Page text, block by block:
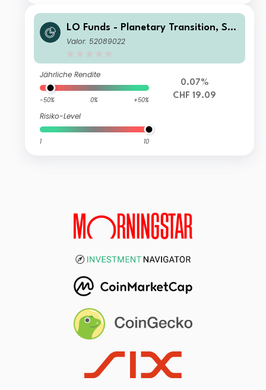
LO Funds - Planetary Transition, Sys
t. NAV Hdg, (CHF) NA
Valor: 52089022
Jährliche Rendite
-50% 0% +50%
Risiko-Level
1 10
0.07%
CHF 19.09